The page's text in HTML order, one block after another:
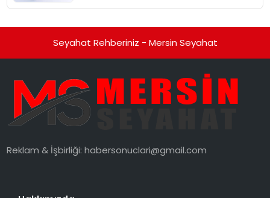
Seyahat Rehberiniz - Mersin Seyahat
Reklam & İşbirliği:habersonuclari@gmail.com